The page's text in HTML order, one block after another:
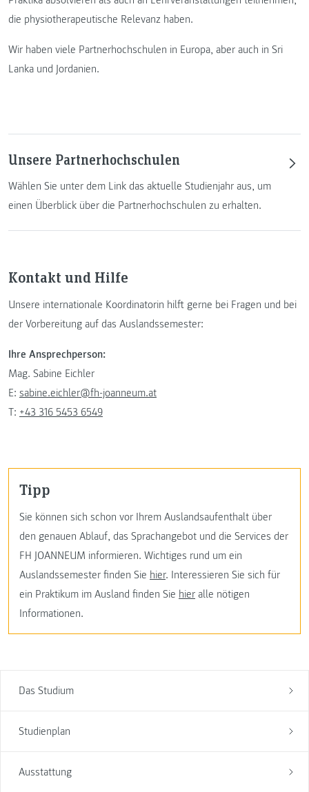
Das Studium
Studienplan
Ausstattung
die physiotherapeutische Relevanz haben.
Wir haben viele Partnerhochschulen in Europa, aber auch in Sri
Lanka und Jordanien.
Unsere Partnerhochschulen
Wählen Sie unter dem Link das aktuelle Studienjahr aus, um
einen Überblick über die Partnerhochschulen zu erhalten.
Kontakt und Hilfe
Unsere internationale Koordinatorin hilft gerne bei Fragen und bei
der Vorbereitung auf das Auslandssemester:
Ihre Ansprechperson:
Mag. Sabine Eichler
E: sabine.eichler@fh-joanneum.at
T: +43 316 5453 6549
Tipp
Sie können sich schon vor Ihrem Auslandsaufenthalt über
den genauen Ablauf, das Sprachangebot und die Services der
FH JOANNEUM informieren. Wichtiges rund um ein
Auslandssemester finden Sie hier. Interessieren Sie sich für
ein Praktikum im Ausland finden Sie hier alle nötigen
Informationen.